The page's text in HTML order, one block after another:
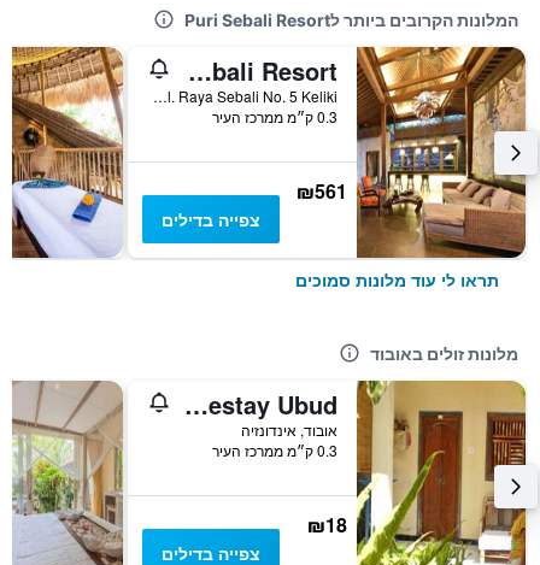
המלונות הקרובים ביותר לPuri Sebali Resort
Chapung Sebali Resort
Jl. Raya Sebali No. 5 Keliki, אובוד, אינדונזיה
0.3 ק״מ ממרכז העיר
₪561
צפייה בדילים
תראו לי עוד מלונות סמוכים
מלונות זולים באובוד
Arjuna Homestay Ubud
אובוד, אינדונזיה
0.3 ק״מ ממרכז העיר
₪18
צפייה בדילים